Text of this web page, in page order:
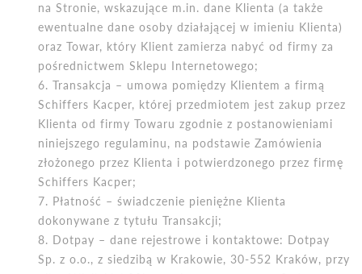
na Stronie, wskazujące m.in. dane Klienta (a także
ewentualne dane osoby działającej w imieniu Klienta)
oraz Towar, który Klient zamierza nabyć od firmy za
pośrednictwem Sklepu Internetowego;
Transakcja – umowa pomiędzy Klientem a firmą
Schiffers Kacper, której przedmiotem jest zakup przez
Klienta od firmy Towaru zgodnie z postanowieniami
niniejszego regulaminu, na podstawie Zamówienia
złożonego przez Klienta i potwierdzonego przez firmę
Schiffers Kacper;
Płatność – świadczenie pieniężne Klienta
dokonywane z tytułu Transakcji;
Dotpay – dane rejestrowe i kontaktowe: Dotpay
Sp. z o.o., z siedzibą w Krakowie, 30-552 Kraków, przy